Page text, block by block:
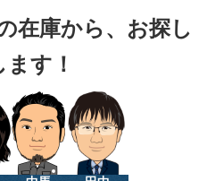
在庫から、お探し
す！